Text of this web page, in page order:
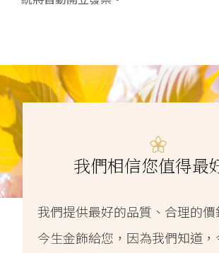
我們相信您值得最
我們提供最好的品質、合理的
今生金飾給您，因為我們知道